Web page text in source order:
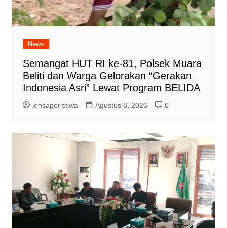
News
Semangat HUT RI ke-81, Polsek Muara
Beliti dan Warga Gelorakan “Gerakan
Indonesia Asri” Lewat Program BELIDA
lensaperistiwa Agustus 8, 2026 0